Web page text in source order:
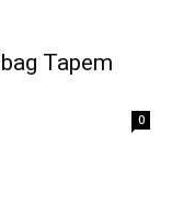
Tapem
0